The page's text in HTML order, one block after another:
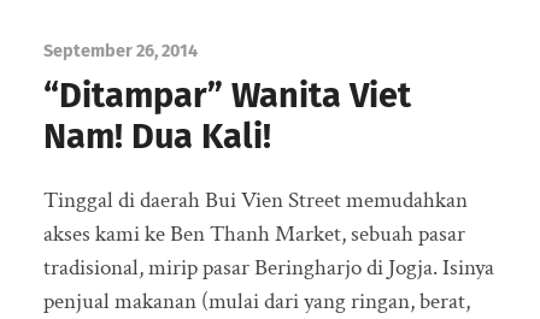
September 26, 2014
“Ditampar” Wanita Viet
Nam! Dua Kali!
Tinggal di daerah Bui Vien Street memudahkan
akses kami ke Ben Thanh Market, sebuah pasar
tradisional, mirip pasar Beringharjo di Jogja. Isinya
penjual makanan (mulai dari yang ringan, berat,